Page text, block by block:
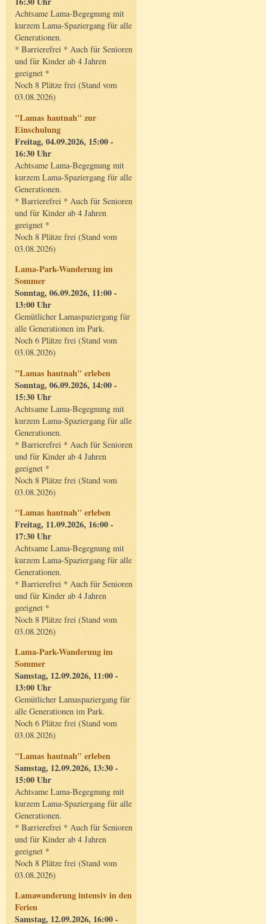
Achtsame Lama-Begegnung mit
kurzem Lama-Spaziergang für alle
Generationen.
* Barrierefrei * Auch für Senioren
und für Kinder ab 4 Jahren
geeignet *
Noch 8 Plätze frei (Stand vom
03.08.2026)
"Lamas hautnah" zur
Einschulung
Freitag, 04.09.2026, 15:00 -
16:30 Uhr
Achtsame Lama-Begegnung mit
kurzem Lama-Spaziergang für alle
Generationen.
* Barrierefrei * Auch für Senioren
und für Kinder ab 4 Jahren
geeignet *
Noch 8 Plätze frei (Stand vom
03.08.2026)
Lama-Park-Wanderung im
Sommer
Sonntag, 06.09.2026, 11:00 -
13:00 Uhr
Gemütlicher Lamaspaziergang für
alle Generationen im Park.
Noch 6 Plätze frei (Stand vom
03.08.2026)
"Lamas hautnah" erleben
Sonntag, 06.09.2026, 14:00 -
15:30 Uhr
Achtsame Lama-Begegnung mit
kurzem Lama-Spaziergang für alle
Generationen.
* Barrierefrei * Auch für Senioren
und für Kinder ab 4 Jahren
geeignet *
Noch 8 Plätze frei (Stand vom
03.08.2026)
"Lamas hautnah" erleben
Freitag, 11.09.2026, 16:00 -
17:30 Uhr
Achtsame Lama-Begegnung mit
kurzem Lama-Spaziergang für alle
Generationen.
* Barrierefrei * Auch für Senioren
und für Kinder ab 4 Jahren
geeignet *
Noch 8 Plätze frei (Stand vom
03.08.2026)
Lama-Park-Wanderung im
Sommer
Samstag, 12.09.2026, 11:00 -
13:00 Uhr
Gemütlicher Lamaspaziergang für
alle Generationen im Park.
Noch 6 Plätze frei (Stand vom
03.08.2026)
"Lamas hautnah" erleben
Samstag, 12.09.2026, 13:30 -
15:00 Uhr
Achtsame Lama-Begegnung mit
kurzem Lama-Spaziergang für alle
Generationen.
* Barrierefrei * Auch für Senioren
und für Kinder ab 4 Jahren
geeignet *
Noch 8 Plätze frei (Stand vom
03.08.2026)
Lamawanderung intensiv in den
Ferien
Samstag, 12.09.2026, 16:00 -